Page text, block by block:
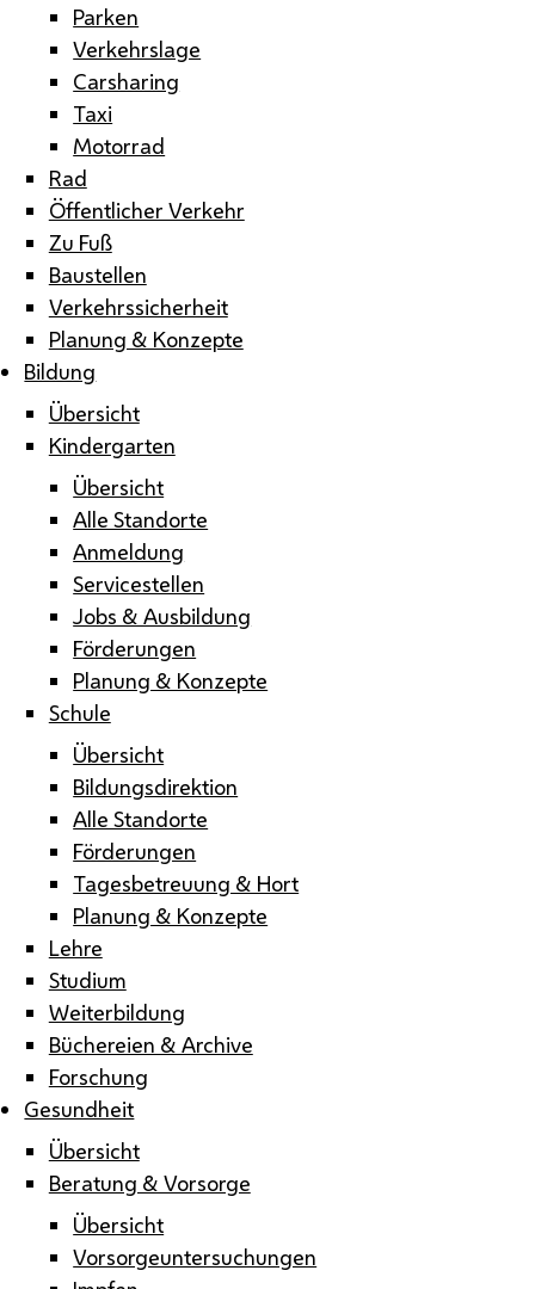
Parken
Verkehrslage
Carsharing
Taxi
Motorrad
Rad
Öffentlicher Verkehr
Zu Fuß
Baustellen
Verkehrssicherheit
Planung & Konzepte
Bildung
Übersicht
Kindergarten
Übersicht
Alle Standorte
Anmeldung
Servicestellen
Jobs & Ausbildung
Förderungen
Planung & Konzepte
Schule
Übersicht
Bildungsdirektion
Alle Standorte
Förderungen
Tagesbetreuung & Hort
Planung & Konzepte
Lehre
Studium
Weiterbildung
Büchereien & Archive
Forschung
Gesundheit
Übersicht
Beratung & Vorsorge
Übersicht
Vorsorgeuntersuchungen